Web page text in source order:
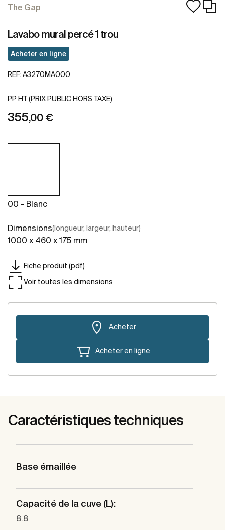
The Gap
Lavabo mural percé 1 trou
Acheter en ligne
REF: A3270MA000
PP HT (PRIX PUBLIC HORS TAXE)
355,00 €
00 - Blanc
Dimensions(longueur, largeur, hauteur)
1000 x 460 x 175 mm
Fiche produit (pdf)
Voir toutes les dimensions
Acheter
Acheter en ligne
Caractéristiques techniques
Base émaillée
Capacité de la cuve (L):
8.8